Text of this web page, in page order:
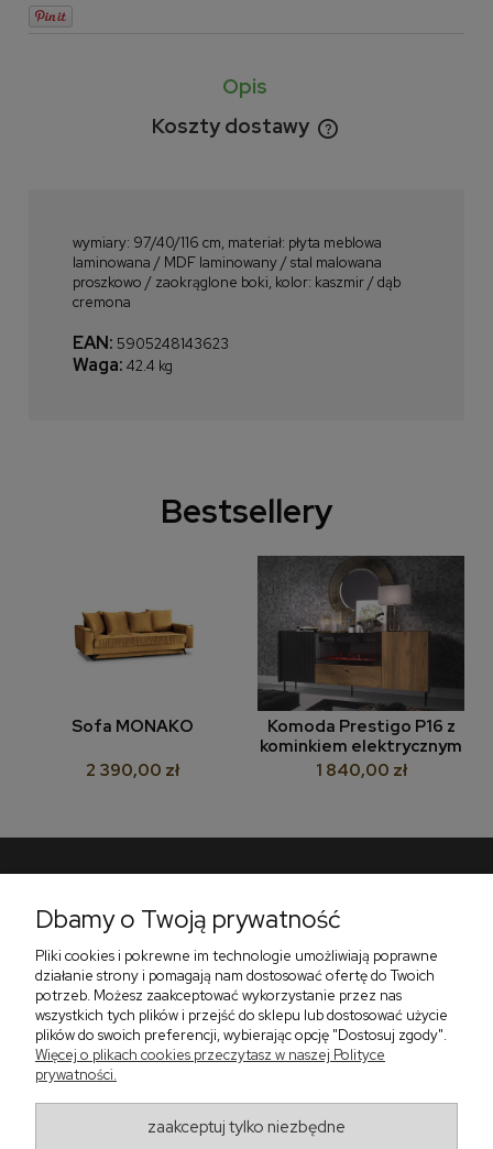
Opis
Koszty dostawy
Cena nie zawiera ewentualnych kosztów płatności
wymiary: 97/40/116 cm, materiał: płyta meblowa
laminowana / MDF laminowany / stal malowana
proszkowo / zaokrąglone boki, kolor: kaszmir / dąb
cremona
EAN: 5905248143623
Waga: 42.4 kg
Bestsellery
Sofa MONAKO
2 390,00 zł
Komoda Prestigo P16 z
kominkiem elektrycznym
1 840,00 zł
Płatności i dostawa
O nas
Zadzwoń do nas telefon +48 513 591 067
ul. Wolności 130
Dbamy o Twoją prywatność
Pliki cookies i pokrewne im technologie umożliwiają poprawne
działanie strony i pomagają nam dostosować ofertę do Twoich
potrzeb. Możesz zaakceptować wykorzystanie przez nas
wszystkich tych plików i przejść do sklepu lub dostosować użycie
plików do swoich preferencji, wybierając opcję "Dostosuj zgody".
Więcej o plikach cookies przeczytasz w naszej Polityce
prywatności.
zaakceptuj tylko niezbędne